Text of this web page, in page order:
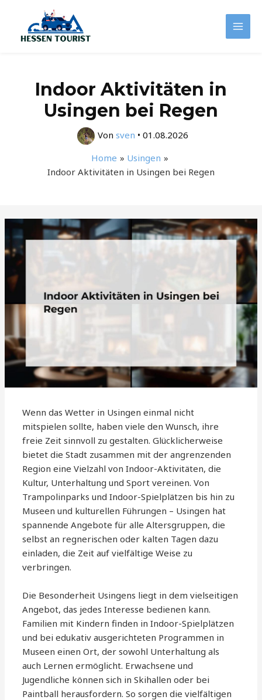
springen
Main
Indoor Aktivitäten in
Usingen bei Regen
Von sven • 01.08.2026
Home
Usingen
Indoor Aktivitäten in Usingen bei Regen
Wenn das Wetter in Usingen einmal nicht
mitspielen sollte, haben viele den Wunsch, ihre
freie Zeit sinnvoll zu gestalten. Glücklicherweise
bietet die Stadt zusammen mit der angrenzenden
Region eine Vielzahl von Indoor-Aktivitäten, die
Kultur, Unterhaltung und Sport vereinen. Von
Trampolinparks und Indoor-Spielplätzen bis hin zu
Museen und kulturellen Führungen – Usingen hat
spannende Angebote für alle Altersgruppen, die
selbst an regnerischen oder kalten Tagen dazu
einladen, die Zeit auf vielfältige Weise zu
verbringen.
Die Besonderheit Usingens liegt in dem vielseitigen
Angebot, das jedes Interesse bedienen kann.
Familien mit Kindern finden in Indoor-Spielplätzen
und bei edukativ ausgerichteten Programmen in
Museen einen Ort, der sowohl Unterhaltung als
auch Lernen ermöglicht. Erwachsene und
Jugendliche können sich in Skihallen oder bei
Paintball herausfordern. So sorgen die vielfältigen